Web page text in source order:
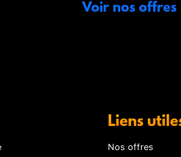
Voir nos offres
Liens
Nos offres